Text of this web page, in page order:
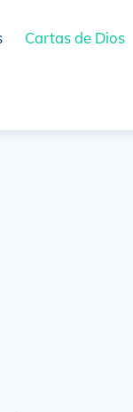
Cartas de Dios